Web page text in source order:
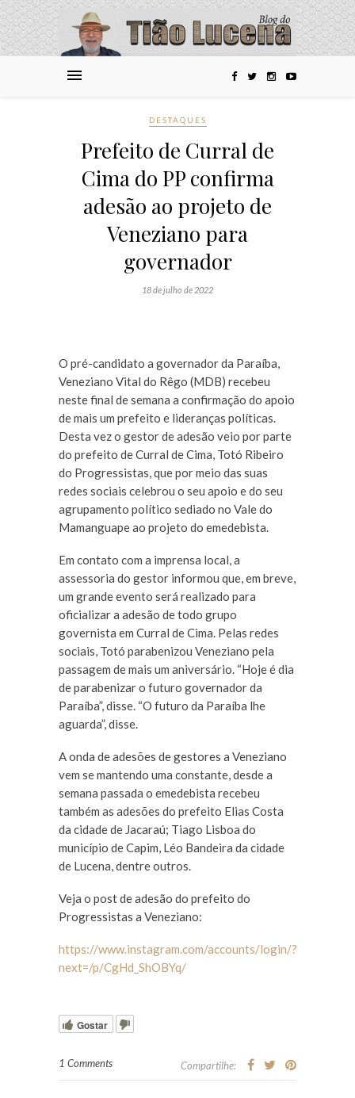
DESTAQUES
Prefeito de Curral de
Cima do PP confirma
adesão ao projeto de
Veneziano para
governador
18 de julho de 2022
O pré-candidato a governador da Paraíba,
Veneziano Vital do Rêgo (MDB) recebeu
neste final de semana a confirmação do apoio
de mais um prefeito e lideranças políticas.
Desta vez o gestor de adesão veio por parte
do prefeito de Curral de Cima, Totó Ribeiro
do Progressistas, que por meio das suas
redes sociais celebrou o seu apoio e do seu
agrupamento político sediado no Vale do
Mamanguape ao projeto do emedebista.
Em contato com a imprensa local, a
assessoria do gestor informou que, em breve,
um grande evento será realizado para
oficializar a adesão de todo grupo
governista em Curral de Cima. Pelas redes
sociais, Totó parabenizou Veneziano pela
passagem de mais um aniversário. “Hoje é dia
de parabenizar o futuro governador da
Paraíba”, disse. “O futuro da Paraíba lhe
aguarda”, disse.
A onda de adesões de gestores a Veneziano
vem se mantendo uma constante, desde a
semana passada o emedebista recebeu
também as adesões do prefeito Elias Costa
da cidade de Jacaraú; Tiago Lisboa do
município de Capim, Léo Bandeira da cidade
de Lucena, dentre outros.
Veja o post de adesão do prefeito do
Progressistas a Veneziano:
https://www.instagram.com/accounts/login/?
next=/p/CgHd_ShOBYq/
Gostar
1 Comments Compartilhe: